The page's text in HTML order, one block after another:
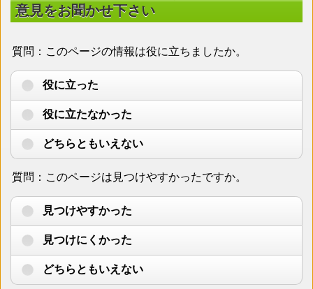
意見をお聞かせ下さい
質問：このページの情報は役に立ちましたか。
役に立った
役に立たなかった
どちらともいえない
質問：このページは見つけやすかったですか。
見つけやすかった
見つけにくかった
どちらともいえない